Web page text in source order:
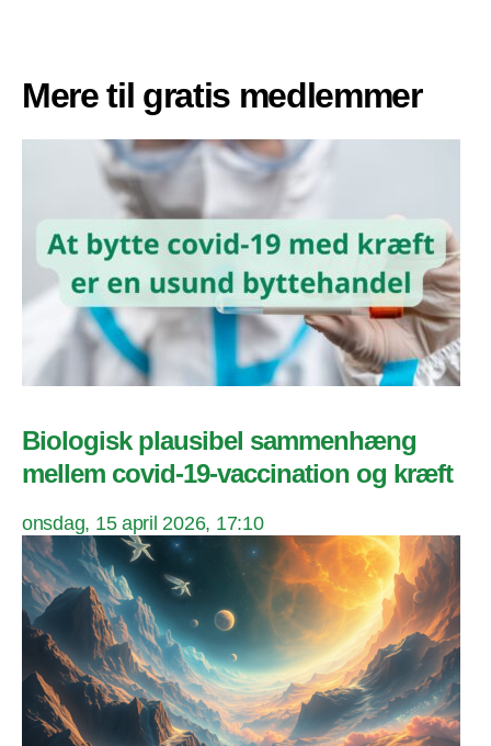
Mere til gratis medlemmer
Biologisk plausibel sammenhæng
mellem covid-19-vaccination og kræft
onsdag, 15 april 2026, 17:10